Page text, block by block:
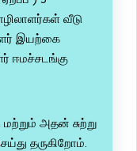
வீடு
இயற்கை
ஈமச்சடங்கு
மற்றும் அதன் சுற்று
தருகிறோம்.